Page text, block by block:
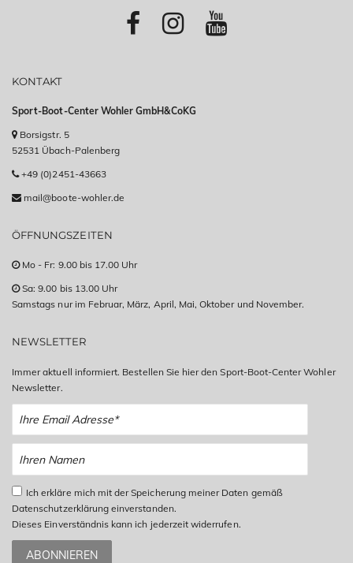
KONTAKT
Sport-Boot-Center Wohler GmbH&CoKG
Borsigstr. 5
52531 Übach-Palenberg
+49 (0)2451-43663
mail@boote-wohler.de
ÖFFNUNGSZEITEN
Mo - Fr: 9.00 bis 17.00 Uhr
Sa: 9.00 bis 13.00 Uhr
Samstags nur im Februar, März, April, Mai, Oktober und November.
NEWSLETTER
Immer aktuell informiert. Bestellen Sie hier den Sport-Boot-Center Wohler
Newsletter.
Ich erkläre mich mit der Speicherung meiner Daten gemäß
Datenschutzerklärung einverstanden.
Dieses Einverständnis kann ich jederzeit widerrufen.
ABONNIEREN